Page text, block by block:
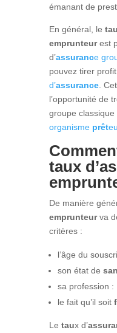
émanant de
En général, le
emprunteurest
d’assurance
pouvez tirer
d’assurance.
l’opportunité de
groupe classique
organismeprêt
taux
De manière
emprunteurva
critères :
l’âge du
son état de
sa profession :
le fait qu’il soit
Le taux d’